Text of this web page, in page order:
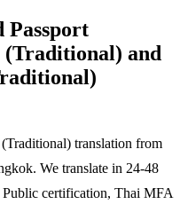
Passport
(Traditional) and
translation from
We translate in 24-48
certification, Thai MFA